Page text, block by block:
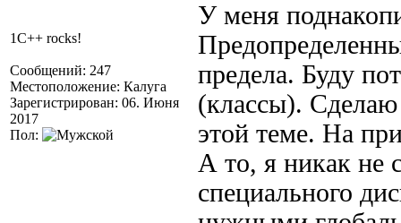
1C++ rocks!
Сообщений: 247
Местоположение: Калуга
Зарегистрирован: 06. Июня
2017
Пол:
У меня
предела. Буду
(классы).
этой теме. На
А то, я никак не
специального